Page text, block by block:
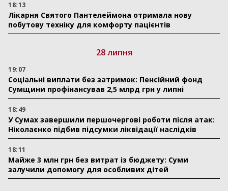
18:13
Лікарня Святого Пантелеймона отримала нову
побутову техніку для комфорту пацієнтів
28 липня
19:07
Соціальні виплати без затримок: Пенсійний фонд
Сумщини профінансував 2,5 млрд грн у липні
18:49
У Сумах завершили першочергові роботи після атак:
Ніколаєнко підбив підсумки ліквідації наслідків
18:11
Майже 3 млн грн без витрат із бюджету: Суми
залучили допомогу для особливих дітей